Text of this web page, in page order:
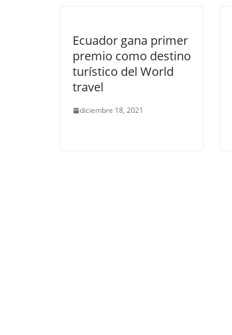
Ecuador gana primer
premio como destino
turístico del World
travel
diciembre 18, 2021